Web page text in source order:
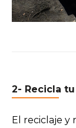
2- Recicla tu
El reciclaje y